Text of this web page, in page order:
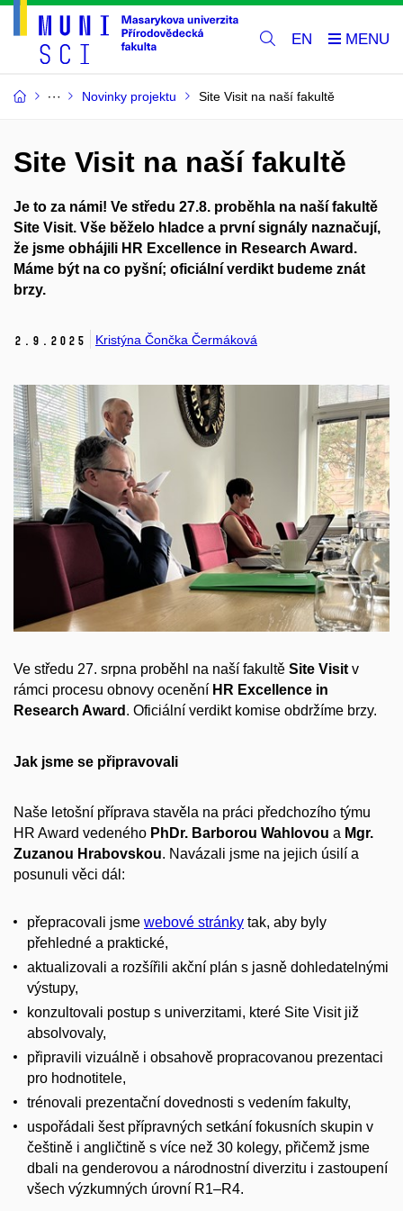
EN
Novinky projektu Site Visit na naší fakultě
Site Visit na naší fakultě
Je to za námi! Ve středu 27.8. proběhla na naší fakultě
Site Visit. Vše běželo hladce a první signály naznačují,
že jsme obhájili HR Excellence in Research Award.
Máme být na co pyšní; oficiální verdikt budeme znát
brzy.
2. 9. 2025 Kristýna Čončka Čermáková
Ve středu 27. srpna proběhl na naší fakultě Site Visit v
rámci procesu obnovy ocenění HR Excellence in
Research Award . Oficiální verdikt komise obdržíme brzy.
Jak jsme se připravovali
Naše letošní příprava stavěla na práci předchozího týmu
HR Award vedeného PhDr. Barborou Wahlovou a Mgr.
Zuzanou Hrabovskou. Navázali jsme na jejich úsilí a
posunuli věci dál:
přepracovali jsme webové stránky tak, aby byly
přehledné a praktické,
aktualizovali a rozšířili akční plán s jasně dohledatelnými
výstupy,
konzultovali postup s univerzitami, které Site Visit již
absolvovaly,
připravili vizuálně i obsahově propracovanou prezentaci
pro hodnotitele,
trénovali prezentační dovednosti s vedením fakulty,
uspořádali šest přípravných setkání fokusních skupin v
češtině i angličtině s více než 30 kolegy, přičemž jsme
dbali na genderovou a národnostní diverzitu i zastoupení
všech výzkumných úrovní R1–R4.